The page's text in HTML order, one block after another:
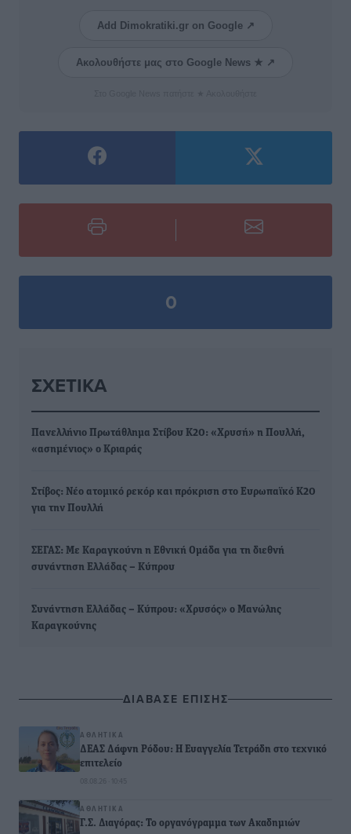
Add Dimokratiki.gr on Google ↗
Ακολουθήστε μας στο Google News ★ ↗
0
ΣΧΕΤΙΚΆ
Πανελλήνιο Πρωτάθλημα Στίβου Κ20: «Χρυσή» η Πουλλή,
«ασημένιος» ο Κριαράς
Στίβος: Νέο ατομικό ρεκόρ και πρόκριση στο Ευρωπαϊκό Κ20
για την Πουλλή
ΣΕΓΑΣ: Με Καραγκούνη η Εθνική Ομάδα για τη διεθνή
συνάντηση Ελλάδας – Κύπρου
Συνάντηση Ελλάδας – Κύπρου: «Χρυσός» ο Μανώλης
Καραγκούνης
ΔΙΑΒΑΣΕ ΕΠΙΣΗΣ
ΑΘΛΗΤΙΚΆ
ΔΕΑΣ Δάφνη Ρόδου: Η Ευαγγελία Τετράδη στο τεχνικό
επιτελείο
08.08.26 · 10:45
ΑΘΛΗΤΙΚΆ
Γ.Σ. Διαγόρας: Το οργανόγραμμα των Ακαδημιών